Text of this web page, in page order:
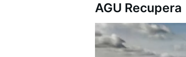
AGU Recupera